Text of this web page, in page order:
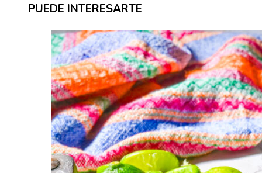
PUEDE INTERESARTE